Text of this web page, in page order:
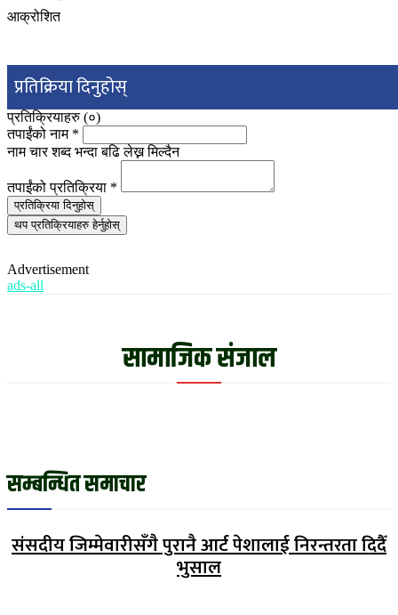
आक्रोशित
प्रतिक्रिया दिनुहोस्
प्रतिक्रियाहरु (०)
तपाईंको नाम *
नाम चार शब्द भन्दा बढि लेख्न मिल्दैन
तपाईंको प्रतिक्रिया *
प्रतिक्रिया दिनुहोस्
थप प्रतिक्रियाहरु हेर्नुहोस्
Advertisement
ads-all
सामाजिक संजाल
सम्बन्धित समाचार
संसदीय जिम्मेवारीसँगै पुरानै आर्ट पेशालाई निरन्तरता दिदैँ
भुसाल